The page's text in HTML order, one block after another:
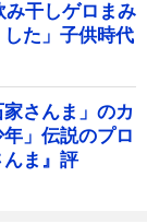
み干しゲロまみ
た」子供時代
さんま」のカ
」伝説のプロ
ま』評